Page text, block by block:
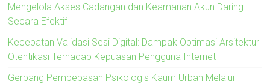
Mengelola Akses Cadangan dan Keamanan Akun Daring
Secara Efektif
Kecepatan Validasi Sesi Digital: Dampak Optimasi Arsitektur
Otentikasi Terhadap Kepuasan Pengguna Internet
Gerbang Pembebasan Psikologis Kaum Urban Melalui